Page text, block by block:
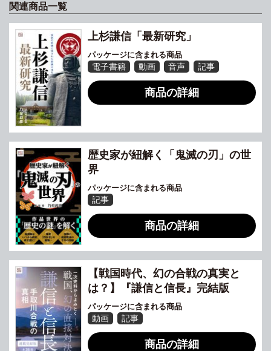
関連商品一覧
上杉謙信「最新研究」
パッケージに含まれる商品
電子書籍 動画 音声 記事
商品の詳細
歴史家が紐解く「鬼滅の刃」の世
界
パッケージに含まれる商品
記事
商品の詳細
【戦国時代、幻の合戦の真実と
は？】『謙信と信長』完結版
パッケージに含まれる商品
動画 記事
商品の詳細